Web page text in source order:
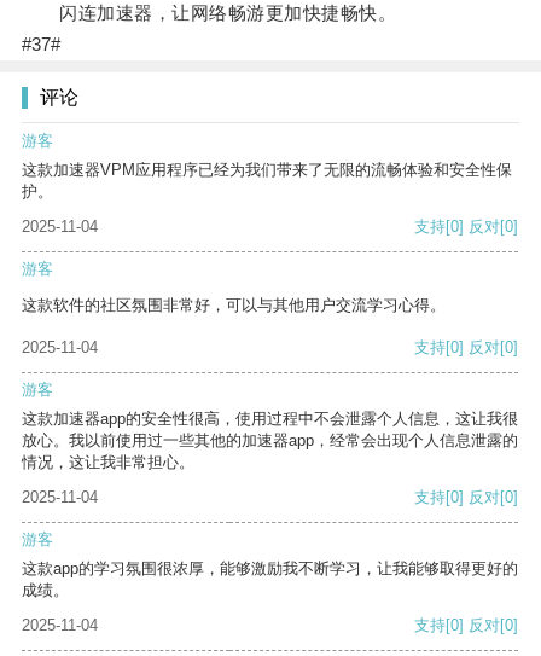
闪连加速器，让网络畅游更加快捷畅快。
#37#
评论
游客
这款加速器VPM应用程序已经为我们带来了无限的流畅体验和安全性保
护。
2025-11-04
支持[0] 反对[0]
游客
这款软件的社区氛围非常好，可以与其他用户交流学习心得。
2025-11-04 支持[0] 反对[0]
游客
这款加速器app的安全性很高，使用过程中不会泄露个人信息，这让我很
放心。我以前使用过一些其他的加速器app，经常会出现个人信息泄露的
情况，这让我非常担心。
2025-11-04
支持[0] 反对[0]
游客
这款app的学习氛围很浓厚，能够激励我不断学习，让我能够取得更好的
成绩。
2025-11-04
支持[0] 反对[0]